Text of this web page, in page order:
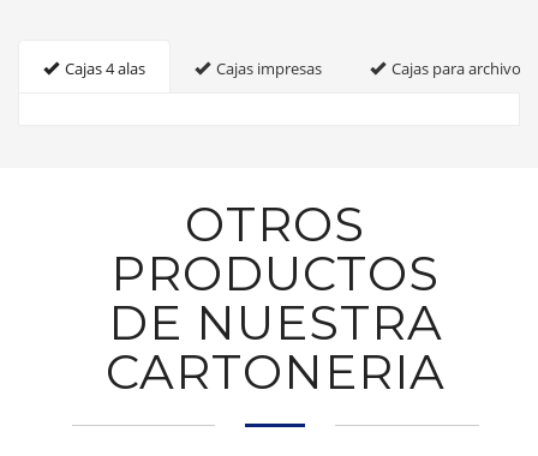
Cajas 4 alas Cajas impresas Cajas para archivo
OTROS
PRODUCTOS
DE NUESTRA
CARTONERIA